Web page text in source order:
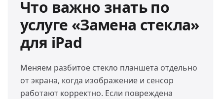
Что важно знать по
услуге «Замена стекла»
для iPad
Меняем разбитое стекло планшета отдельно
от экрана, когда изображение и сенсор
работают корректно. Если повреждена